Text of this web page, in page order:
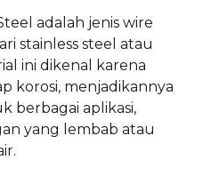
adalah jenis wire
stainless steel atau
ini dikenal karena
korosi, menjadikannya
berbagai aplikasi,
yang lembab atau